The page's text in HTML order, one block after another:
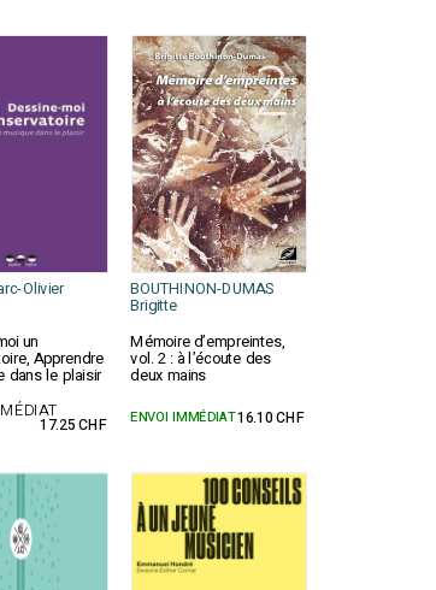
Olivier BOUTHINON-DUMAS
Brigitte
un
Apprendre
dans le plaisir
Mémoire d’empreintes,
vol. 2 : à l’écoute des
deux mains
17.25 CHF ENVOI IMMÉDIAT16.10 CHF